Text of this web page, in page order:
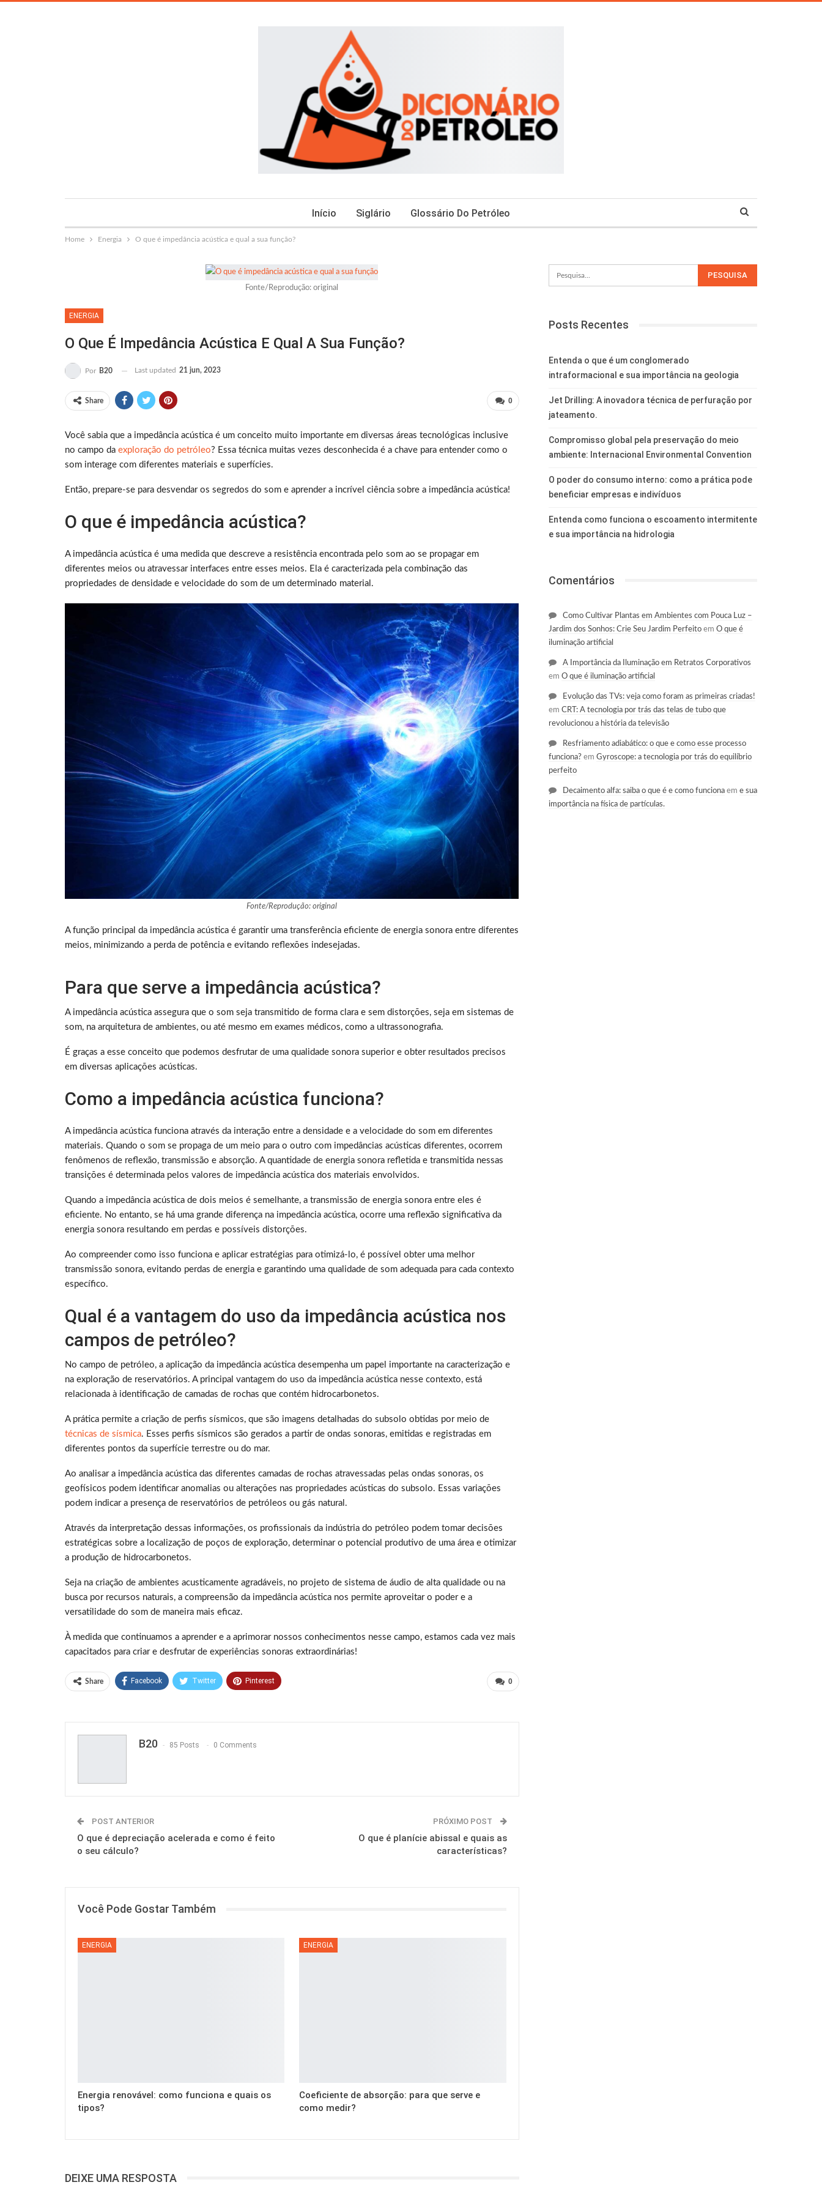
Início Siglário Glossário Do Petróleo
Home Energia O que é impedância acústica e qual a sua função?
Fonte/Reprodução: original
ENERGIA
O Que É Impedância Acústica E Qual A Sua Função?
Por B20 Last updated 21 jun, 2023
0
Share
Você sabia que a impedância acústica é um conceito muito importante em diversas áreas tecnológicas inclusive
no campo da exploração do petróleo? Essa técnica muitas vezes desconhecida é a chave para entender como o
som interage com diferentes materiais e superfícies.
Então, prepare-se para desvendar os segredos do som e aprender a incrível ciência sobre a impedância acústica!
O que é impedância acústica?
A impedância acústica é uma medida que descreve a resistência encontrada pelo som ao se propagar em
diferentes meios ou atravessar interfaces entre esses meios. Ela é caracterizada pela combinação das
propriedades de densidade e velocidade do som de um determinado material.
Fonte/Reprodução: original
A função principal da impedância acústica é garantir uma transferência eficiente de energia sonora entre diferentes
meios, minimizando a perda de potência e evitando reflexões indesejadas.
Para que serve a impedância acústica?
A impedância acústica assegura que o som seja transmitido de forma clara e sem distorções, seja em sistemas de
som, na arquitetura de ambientes, ou até mesmo em exames médicos, como a ultrassonografia.
É graças a esse conceito que podemos desfrutar de uma qualidade sonora superior e obter resultados precisos
em diversas aplicações acústicas.
Como a impedância acústica funciona?
A impedância acústica funciona através da interação entre a densidade e a velocidade do som em diferentes
materiais. Quando o som se propaga de um meio para o outro com impedâncias acústicas diferentes, ocorrem
fenômenos de reflexão, transmissão e absorção. A quantidade de energia sonora refletida e transmitida nessas
transições é determinada pelos valores de impedância acústica dos materiais envolvidos.
Quando a impedância acústica de dois meios é semelhante, a transmissão de energia sonora entre eles é
eficiente. No entanto, se há uma grande diferença na impedância acústica, ocorre uma reflexão significativa da
energia sonora resultando em perdas e possíveis distorções.
Ao compreender como isso funciona e aplicar estratégias para otimizá-lo, é possível obter uma melhor
transmissão sonora, evitando perdas de energia e garantindo uma qualidade de som adequada para cada contexto
específico.
Qual é a vantagem do uso da impedância acústica nos
campos de petróleo?
No campo de petróleo, a aplicação da impedância acústica desempenha um papel importante na caracterização e
na exploração de reservatórios. A principal vantagem do uso da impedância acústica nesse contexto, está
relacionada à identificação de camadas de rochas que contém hidrocarbonetos.
A prática permite a criação de perfis sísmicos, que são imagens detalhadas do subsolo obtidas por meio de
técnicas de sísmica. Esses perfis sísmicos são gerados a partir de ondas sonoras, emitidas e registradas em
diferentes pontos da superfície terrestre ou do mar.
Ao analisar a impedância acústica das diferentes camadas de rochas atravessadas pelas ondas sonoras, os
geofísicos podem identificar anomalias ou alterações nas propriedades acústicas do subsolo. Essas variações
podem indicar a presença de reservatórios de petróleos ou gás natural.
Através da interpretação dessas informações, os profissionais da indústria do petróleo podem tomar decisões
estratégicas sobre a localização de poços de exploração, determinar o potencial produtivo de uma área e otimizar
a produção de hidrocarbonetos.
Seja na criação de ambientes acusticamente agradáveis, no projeto de sistema de áudio de alta qualidade ou na
busca por recursos naturais, a compreensão da impedância acústica nos permite aproveitar o poder e a
versatilidade do som de maneira mais eficaz.
À medida que continuamos a aprender e a aprimorar nossos conhecimentos nesse campo, estamos cada vez mais
capacitados para criar e desfrutar de experiências sonoras extraordinárias!
0
Share Facebook Twitter Pinterest
B20 85 Posts 0 Comments
POST ANTERIOR
O que é depreciação acelerada e como é feito
o seu cálculo?
PRÓXIMO POST
O que é planície abissal e quais as
características?
Você Pode Gostar Também
ENERGIA
Energia renovável: como funciona e quais os
tipos?
ENERGIA
Coeficiente de absorção: para que serve e
como medir?
DEIXE UMA RESPOSTA
Posts Recentes
Entenda o que é um conglomerado
intraformacional e sua importância na geologia
Jet Drilling: A inovadora técnica de perfuração por
jateamento.
Compromisso global pela preservação do meio
ambiente: Internacional Environmental Convention
O poder do consumo interno: como a prática pode
beneficiar empresas e indivíduos
Entenda como funciona o escoamento intermitente
e sua importância na hidrologia
Comentários
Como Cultivar Plantas em Ambientes com Pouca Luz –
Jardim dos Sonhos: Crie Seu Jardim Perfeitoem O que é
iluminação artificial
A Importância da Iluminação em Retratos Corporativos
em O que é iluminação artificial
Evolução das TVs: veja como foram as primeiras criadas!
em CRT: A tecnologia por trás das telas de tubo que
revolucionou a história da televisão
Resfriamento adiabático: o que e como esse processo
funciona?em Gyroscope: a tecnologia por trás do equilíbrio
perfeito
Decaimento alfa: saiba o que é e como funcionaem e sua
importância na física de partículas.